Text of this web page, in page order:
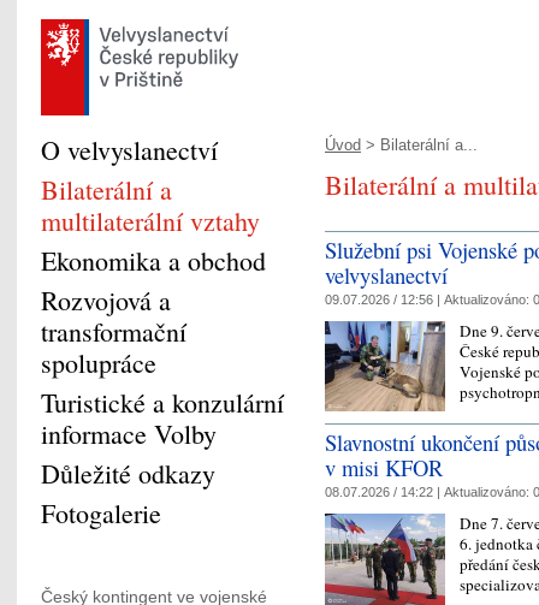
Úvod > Bilaterální a...
Bilaterální a
Služební psi Vojenské
velvyslanectví
09.07.2026 / 12:56 | Aktualizováno:
Dne 9.
České
Vojenské
Slavnostní ukončení
v misi KFOR
08.07.2026 / 14:22 | Aktualizováno:
Dne 7.
6. jednotka
předání
O velvyslanectví
Bilaterální a
multilaterální vztahy
Ekonomika a obchod
Rozvojová a
transformační
spolupráce
Turistické a konzulární
informace Volby
Důležité odkazy
Fotogalerie
Český kontingent ve vojenské